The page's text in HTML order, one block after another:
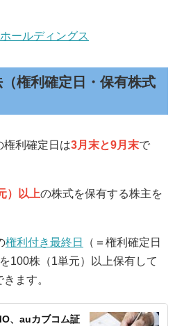
ールディングス
権利確定日・保有株式
権利確定日は3月末と9月末で
）以上の株式を保有する株主を
権利付き最終日
（＝権利確定日
100株（1単元）以上保有して
ます。
、auカブコム証